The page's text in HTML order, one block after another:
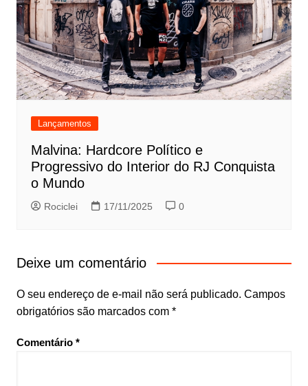
Lançamentos
Malvina: Hardcore Político e
Progressivo do Interior do RJ Conquista
o Mundo
Rociclei 17/11/2025 0
Deixe um comentário
O seu endereço de e-mail não será publicado. Campos
obrigatórios são marcados com *
Comentário *